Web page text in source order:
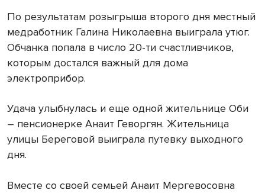
По результатам розыгрыша второго дня местный
медработник Галина Николаевна выиграла утюг.
Обчанка попала в число 20-ти счастливчиков,
которым достался важный для дома
электроприбор.
Удача улыбнулась и еще одной жительнице Оби
– пенсионерке Анаит Геворгян. Жительница
улицы Береговой выиграла путевку выходного
дня.
Вместе со своей семьей Анаит Мергевосовна